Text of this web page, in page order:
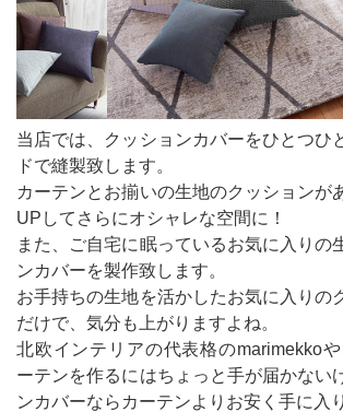
当店では、クッションカバーをひとつひ
ドで縫製致します。
カーテンとお揃いの生地のクッションが
UPしてさらにオシャレな空間に！
また、ご自宅に眠っているお気に入りの
ンカバーを製作致します。
お手持ちの生地を活かしたお気に入りの
だけで、気分も上がりますよね。
北欧インテリアの代表格のmarimekkoや
ーテンを作るにはちょっと手が届かない
ンカバーならカーテンよりお安く手に入